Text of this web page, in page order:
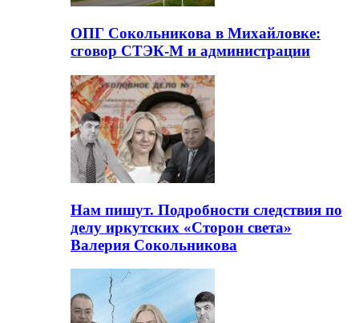
ОПГ Сокольникова в Михайловке:
сговор СТЭК-М и администрации
Нам пишут. Подробности следствия по
делу иркутских «Сторон света»
Валерия Сокольникова